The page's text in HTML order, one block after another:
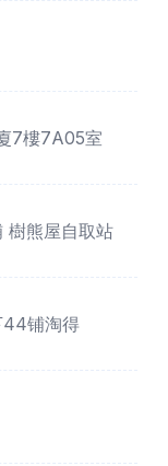
7樓7A05室
樹熊屋自取站
44铺淘得